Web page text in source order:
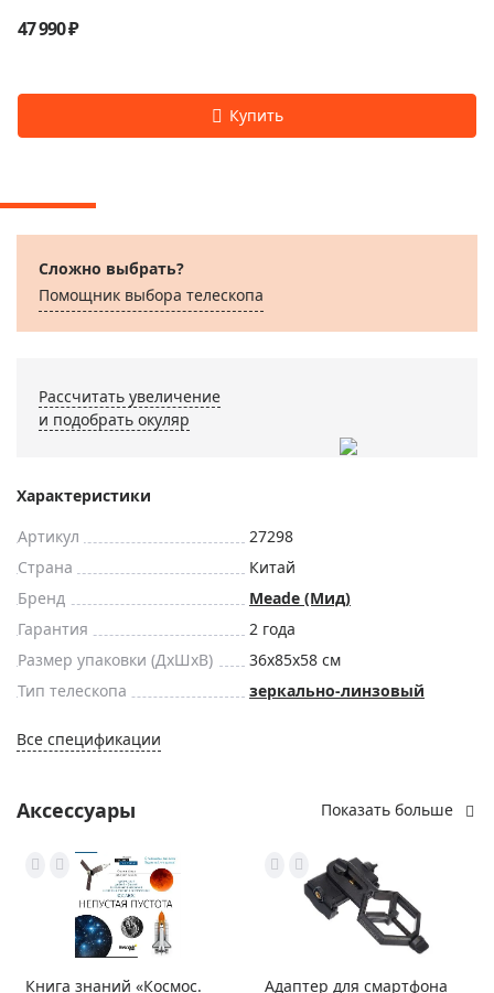
47 990 ₽
Сложно выбрать?
Помощник выбора телескопа
Рассчитать увеличение
и подобрать окуляр
Характеристики
Артикул
27298
Страна
Китай
Бренд
Meade (Мид)
Гарантия
2 года
Размер упаковки (ДxШxВ)
36x85x58 см
Тип телескопа
зеркально-линзовый
Все спецификации
Аксессуары Показать больше
Книга знаний «Космос. Адаптер для смартфона